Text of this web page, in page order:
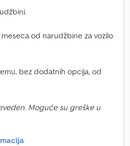
od narudžbine za vozilo
bez dodatnih opcija, od
Moguće su greške u